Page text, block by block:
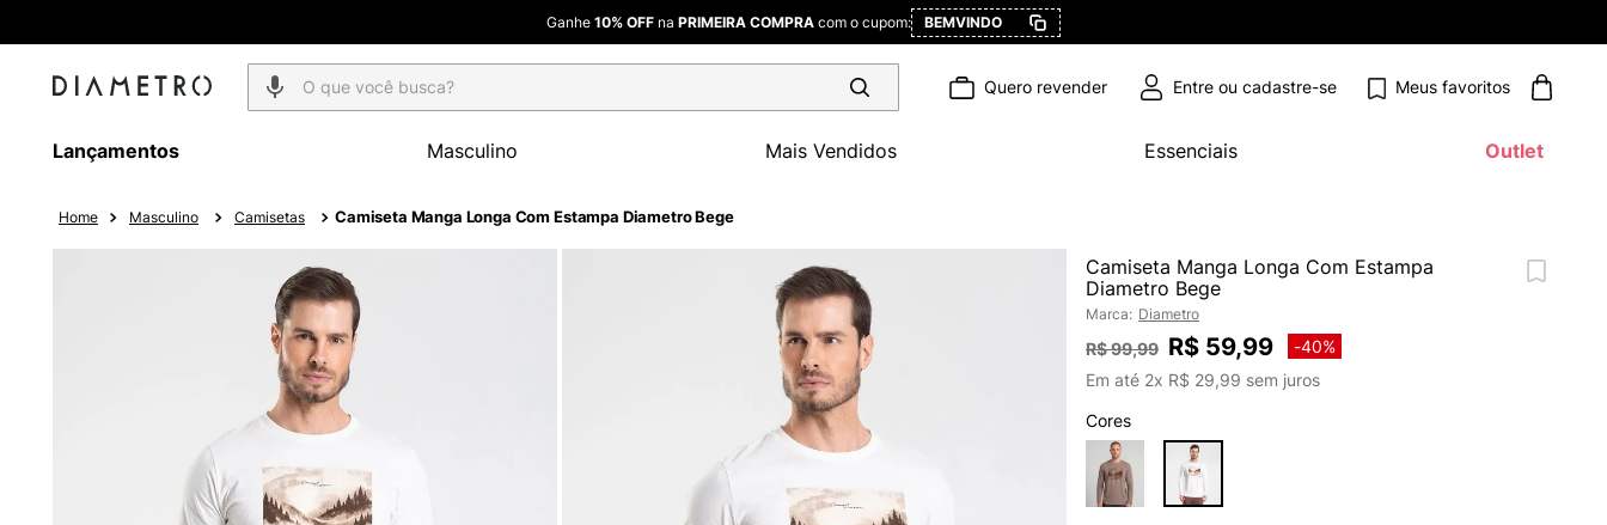
Ganhe 10% OFF na PRIMEIRA COMPRA com o cupom: BEMVINDO
O que você busca?
Quero revender Meus favoritos
Lançamentos Masculino Mais Vendidos Essenciais Outlet
Masculino Camisetas Camiseta Manga Longa Com Estampa Diametro Bege
Camiseta Manga Longa Com Estampa
Diametro Bege
Marca: Diametro
R$99,99 R$ 59,99 -40%
Em até 2x R$ 29,99 sem juros
Cores